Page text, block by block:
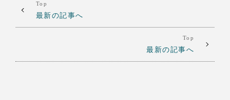
Top
最新の記事へ
Top
最新の記事へ